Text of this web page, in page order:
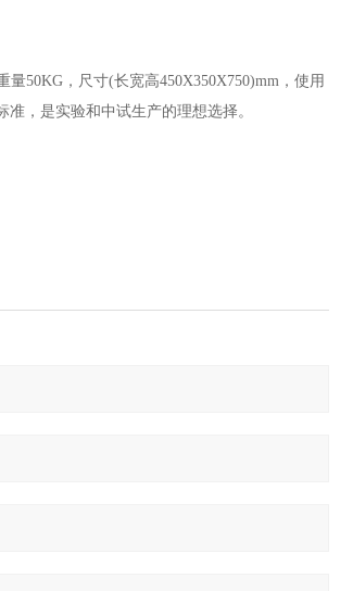
50KG，尺寸(长宽高450X350X750)mm，使用
，是实验和中试生产的理想选择。